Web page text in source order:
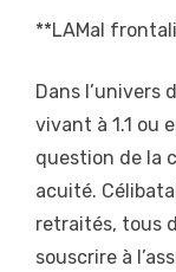
**LAMal
Dans l’univers
vivant à 1.1 ou
question de la
acuité.
retraités, tous
souscrire à